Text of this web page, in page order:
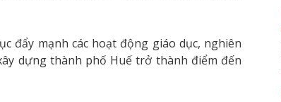
đẩy mạnh các hoạt động giáo dục, nghiên
dựng thành phố Huế trở thành điểm đến